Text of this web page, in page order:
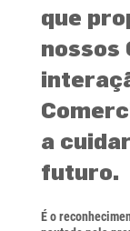
que
nossos
a
futuro.
É o